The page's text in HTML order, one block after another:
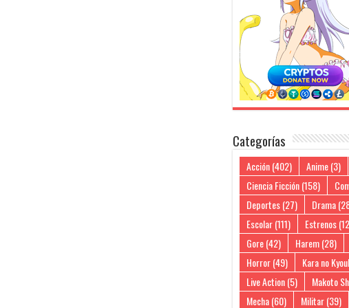
Categorías
Acción(402) Anime(3)
Ciencia Ficción(158)
Deportes(27) Drama
Escolar(111) Estrenos
Gore(42) Harem(28)
Horror(49) Kara no
Live Action(5) Makoto
Mecha(60) Militar(39)